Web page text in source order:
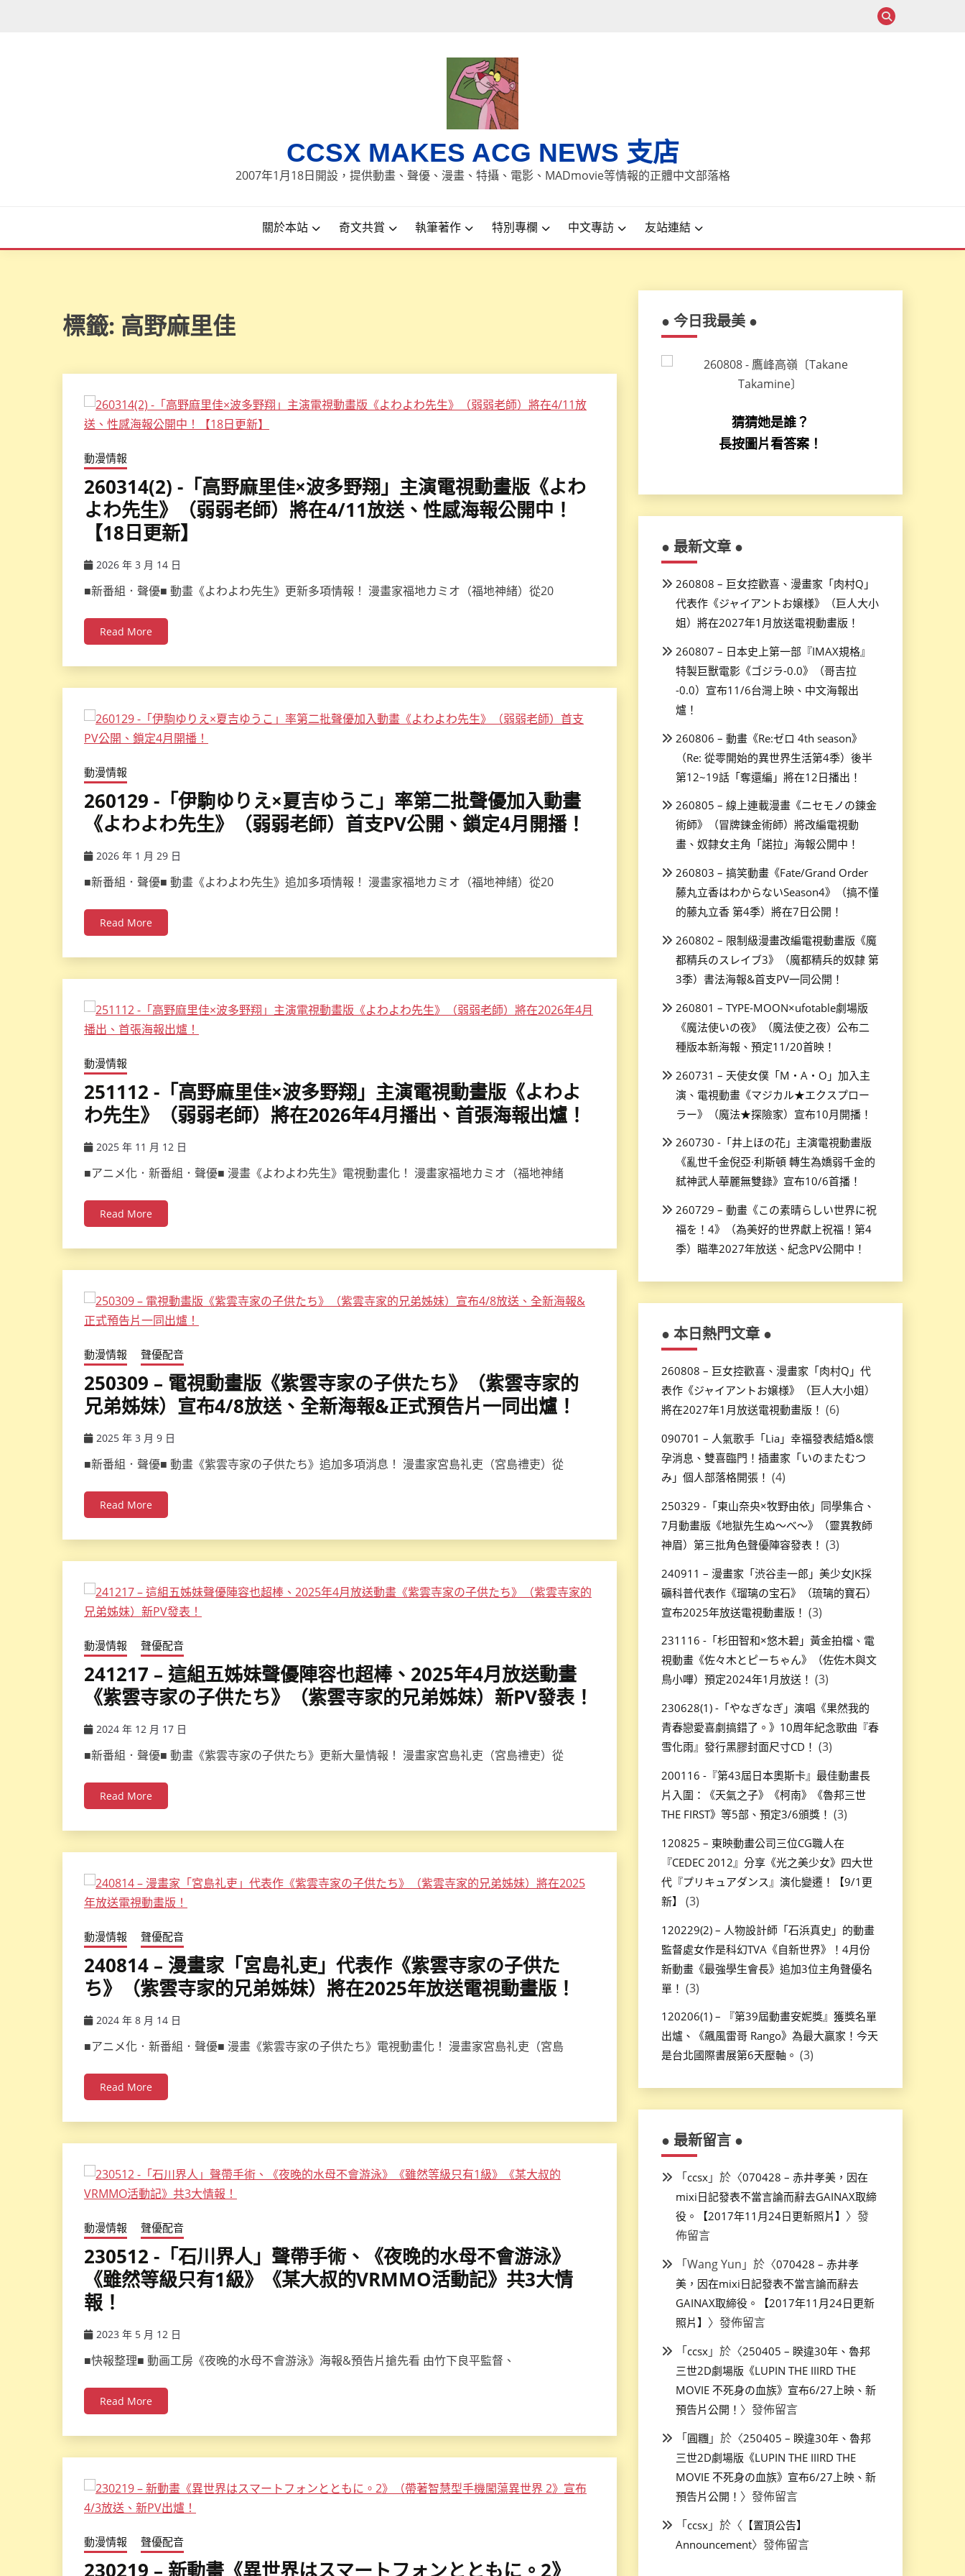
CCSX MAKES ACG NEWS 支店
2007年1月18日開設，提供動畫、聲優、漫畫、特攝、電影、MADmovie等情報的正體中文部落格
關於本站 奇文共賞 執筆著作 特別專欄 中文專訪 友站連結
標籤: 高野麻里佳
動漫情報
260314(2) -「高野麻里佳×波多野翔」主演電視動畫版《よわ
よわ先生》（弱弱老師）將在4/11放送、性感海報公開中！
【18日更新】
2026 年 3 月 14 日
■新番組．聲優■ 動畫《よわよわ先生》更新多項情報！ 漫畫家福地カミオ（福地神緒）從20
Read More
動漫情報
260129 -「伊駒ゆりえ×夏吉ゆうこ」率第二批聲優加入動畫
《よわよわ先生》（弱弱老師）首支PV公開、鎖定4月開播！
2026 年 1 月 29 日
■新番組．聲優■ 動畫《よわよわ先生》追加多項情報！ 漫畫家福地カミオ（福地神緒）從20
Read More
動漫情報
251112 -「高野麻里佳×波多野翔」主演電視動畫版《よわよ
わ先生》（弱弱老師）將在2026年4月播出、首張海報出爐！
2025 年 11 月 12 日
■アニメ化．新番組．聲優■ 漫畫《よわよわ先生》電視動畫化！ 漫畫家福地カミオ（福地神緒
Read More
動漫情報 聲優配音
250309 – 電視動畫版《紫雲寺家の子供たち》（紫雲寺家的
兄弟姊妹）宣布4/8放送、全新海報&正式預告片一同出爐！
2025 年 3 月 9 日
■新番組．聲優■ 動畫《紫雲寺家の子供たち》追加多項消息！ 漫畫家宮島礼吏（宮島禮吏）從
Read More
動漫情報 聲優配音
241217 – 這組五姊妹聲優陣容也超棒、2025年4月放送動畫
《紫雲寺家の子供たち》（紫雲寺家的兄弟姊妹）新PV發表！
2024 年 12 月 17 日
■新番組．聲優■ 動畫《紫雲寺家の子供たち》更新大量情報！ 漫畫家宮島礼吏（宮島禮吏）從
Read More
動漫情報 聲優配音
240814 – 漫畫家「宮島礼吏」代表作《紫雲寺家の子供た
ち》（紫雲寺家的兄弟姊妹）將在2025年放送電視動畫版！
2024 年 8 月 14 日
■アニメ化．新番組．聲優■ 漫畫《紫雲寺家の子供たち》電視動畫化！ 漫畫家宮島礼吏（宮島
Read More
動漫情報 聲優配音
230512 -「石川界人」聲帶手術、《夜晚的水母不會游泳》
《雖然等級只有1級》《某大叔的VRMMO活動記》共3大情
報！
2023 年 5 月 12 日
■快報整理■ 動画工房《夜晚的水母不會游泳》海報&預告片搶先看 由竹下良平監督、
Read More
動漫情報 聲優配音
230219 – 新動畫《異世界はスマートフォンとともに。2》
● 今日我最美 ●
猜猜她是誰？
長按圖片看答案！
● 最新文章 ●
260808 – 巨女控歡喜、漫畫家「肉村Q」
代表作《ジャイアントお嬢様》（巨人大小
姐）將在2027年1月放送電視動畫版！
260807 – 日本史上第一部『IMAX規格』
特製巨獸電影《ゴジラ-0.0》（哥吉拉
-0.0）宣布11/6台灣上映、中文海報出
爐！
260806 – 動畫《Re:ゼロ 4th season》
（Re: 從零開始的異世界生活第4季）後半
第12~19話「奪還編」將在12日播出！
260805 – 線上連載漫畫《ニセモノの錬金
術師》（冒牌鍊金術師）將改編電視動
畫、奴隸女主角「諾拉」海報公開中！
260803 – 搞笑動畫《Fate/Grand Order
藤丸立香はわからないSeason4》（搞不懂
的藤丸立香 第4季）將在7日公開！
260802 – 限制級漫畫改編電視動畫版《魔
都精兵のスレイブ3》（魔都精兵的奴隸 第
3季）書法海報&首支PV一同公開！
260801 – TYPE-MOON×ufotable劇場版
《魔法使いの夜》（魔法使之夜）公布二
種版本新海報、預定11/20首映！
260731 – 天使女僕「M・A・O」加入主
演、電視動畫《マジカル★エクスプロー
ラー》（魔法★探險家）宣布10月開播！
260730 -「井上ほの花」主演電視動畫版
《亂世千金倪亞·利斯頓 轉生為嬌弱千金的
弒神武人華麗無雙錄》宣布10/6首播！
260729 – 動畫《この素晴らしい世界に祝
福を！4》（為美好的世界獻上祝福！第4
季）瞄準2027年放送、紀念PV公開中！
● 本日熱門文章 ●
260808 – 巨女控歡喜、漫畫家「肉村Q」代
表作《ジャイアントお嬢様》（巨人大小姐）
將在2027年1月放送電視動畫版！ (6)
090701 – 人氣歌手「Lia」幸福發表結婚&懷
孕消息、雙喜臨門！插畫家「いのまたむつ
み」個人部落格開張！ (4)
250329 -「東山奈央×牧野由依」同學集合、
7月動畫版《地獄先生ぬ～べ～》（靈異教師
神眉）第三批角色聲優陣容發表！ (3)
240911 – 漫畫家「渋谷圭一郎」美少女JK採
礦科普代表作《瑠璃の宝石》（琉璃的寶石）
宣布2025年放送電視動畫版！ (3)
231116 -「杉田智和×悠木碧」黃金拍檔、電
視動畫《佐々木とピーちゃん》（佐佐木與文
鳥小嗶）預定2024年1月放送！ (3)
230628(1) -「やなぎなぎ」演唱《果然我的
青春戀愛喜劇搞錯了。》10周年紀念歌曲『春
雪化雨』發行黑膠封面尺寸CD！ (3)
200116 -『第43屆日本奧斯卡』最佳動畫長
片入圍：《天氣之子》《柯南》《魯邦三世
THE FIRST》等5部、預定3/6頒獎！ (3)
120825 – 東映動畫公司三位CG職人在
『CEDEC 2012』分享《光之美少女》四大世
代『プリキュアダンス』演化變遷！【9/1更
新】
(3)
120229(2) – 人物設計師「石浜真史」的動畫
監督處女作是科幻TVA《自新世界》！4月份
新動畫《最強學生會長》追加3位主角聲優名
單！ (3)
120206(1) – 『第39屆動畫安妮獎』獲獎名單
出爐、《飆風雷哥 Rango》為最大贏家！今天
是台北國際書展第6天壓軸。 (3)
● 最新留言 ●
「ccsx」於〈070428 – 赤井孝美，因在
mixi日記發表不當言論而辭去GAINAX取締
役。【2017年11月24日更新照片】 〉發
佈留言
「Wang Yun 」於〈070428 – 赤井孝
美，因在mixi日記發表不當言論而辭去
GAINAX取締役。【2017年11月24日更新
照片】 〉發佈留言
「ccsx」於〈250405 – 睽違30年、魯邦
三世2D劇場版《LUPIN THE IIIRD THE
MOVIE 不死身の血族》宣布6/27上映、新
預告片公開！ 〉發佈留言
「圓糰」於〈250405 – 睽違30年、魯邦
三世2D劇場版《LUPIN THE IIIRD THE
MOVIE 不死身の血族》宣布6/27上映、新
預告片公開！ 〉發佈留言
「ccsx」於〈 【置頂公告】
Announcement〉發佈留言